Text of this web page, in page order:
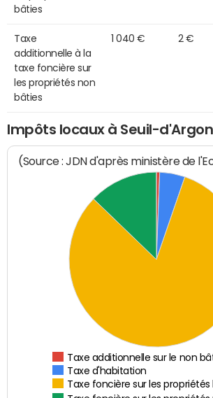
bâties
Taxe
additionnelle à la
taxe foncière sur
les propriétés non
bâties
1 040 € 2 €
Impôts locaux à Seuil-
(Source : JDN d'après ministère de
Taxe additionnelle sur le non
Taxe d'habitation
Taxe foncière sur les propriétés